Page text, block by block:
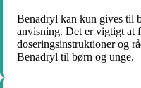
Benadryl kan kun gives til
anvisning. Det er vigtigt at
doseringsinstruktioner og
Benadryl til børn og unge.